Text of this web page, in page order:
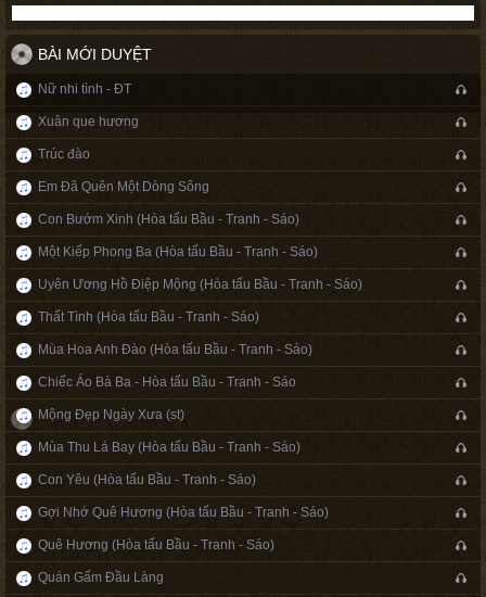
BÀI MỚI DUYỆT
Nữ nhi tình - ĐT
Xuân que hương
Trúc đào
Em Đã Quên Một Dòng Sông
Con Bướm Xinh (Hòa tấu Bầu - Tranh - Sáo)
Một Kiếp Phong Ba (Hòa tấu Bầu - Tranh - Sáo)
Uyên Ương Hồ Điệp Mộng (Hòa tấu Bầu - Tranh - Sáo)
Thất Tình (Hòa tấu Bầu - Tranh - Sáo)
Mùa Hoa Anh Đào (Hòa tấu Bầu - Tranh - Sáo)
Chiếc Áo Bà Ba - Hòa tấu Bầu - Tranh - Sáo
Mộng Đẹp Ngày Xưa (st)
Mùa Thu Lá Bay (Hòa tấu Bầu - Tranh - Sáo)
Con Yêu (Hòa tấu Bầu - Tranh - Sáo)
Gợi Nhớ Quê Hương (Hòa tấu Bầu - Tranh - Sáo)
Quê Hương (Hòa tấu Bầu - Tranh - Sáo)
Quán Gấm Đầu Làng